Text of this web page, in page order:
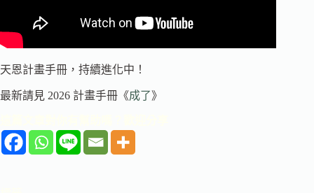
天恩計畫手冊，持續進化中！
最新請見 2026 計畫手冊《成了》